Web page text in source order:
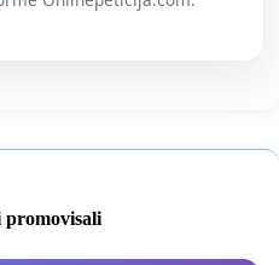
promovisali